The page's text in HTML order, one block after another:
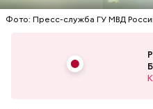
Фото: Пресс-служба ГУ МВД